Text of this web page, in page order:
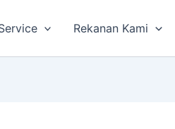
Rekanan Kami